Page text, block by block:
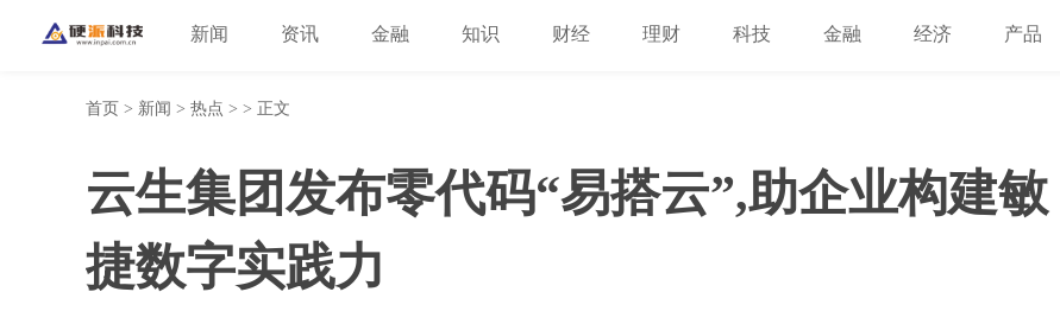
新闻 资讯 金融 知识 财经 理财 科技 金融 经济 产品
首页 > 新闻 > 热点 > > 正文
云生集团发布零代码“易搭云”,助企业构建敏
捷数字实践力